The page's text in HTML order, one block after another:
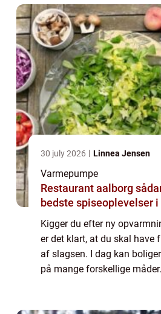
30 july 2026 Linnea Jensen
Varmepumpe
Restaurant aalborg sådan finder du de
bedste spiseoplevelser i
Kigger du efter ny
er det klart, at du skal have
af slagsen. I dag kan
på mange forskellige